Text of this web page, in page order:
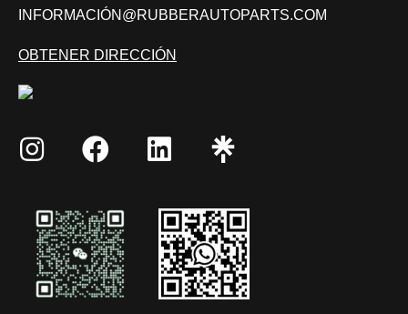
INFORMACIÓN@RUBBERAUTOPARTS.COM
OBTENER DIRECCIÓN